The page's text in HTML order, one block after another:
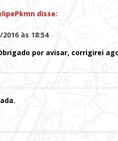
disse:
2016 às 18:54
por avisar, corrigirei